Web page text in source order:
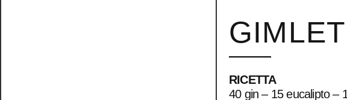
GIMLET
RICETTA
40 gin – 15 eucalipto –